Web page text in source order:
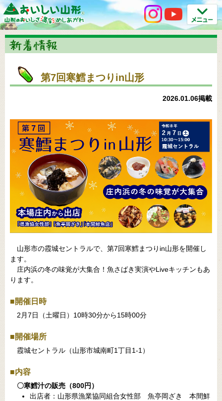
第7回寒鱈まつりin山形
2026.01.06掲載
山形市の霞城セントラルで、第7回寒鱈まつりin山形を開催し
ます。
庄内浜の冬の味覚が大集合！魚さばき実演やLiveキッチンもあ
ります。
■開催日時
2月7日（土曜日）10時30分から15時00分
■開催場所
霞城セントラル（山形市城南町1丁目1-1）
■内容
〇寒鱈汁の販売（800円）
出店者：山形県漁業協同組合女性部 魚亭岡ざき 本間鮮